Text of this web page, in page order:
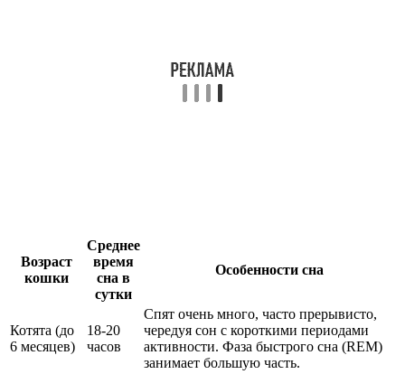
Возраст
кошки
Среднее
время
сна в
сутки
Особенности сна
Котята (до
6 месяцев)
18-20
часов
Спят очень много, часто прерывисто,
чередуя сон с короткими периодами
активности. Фаза быстрого сна (REM)
занимает большую часть.